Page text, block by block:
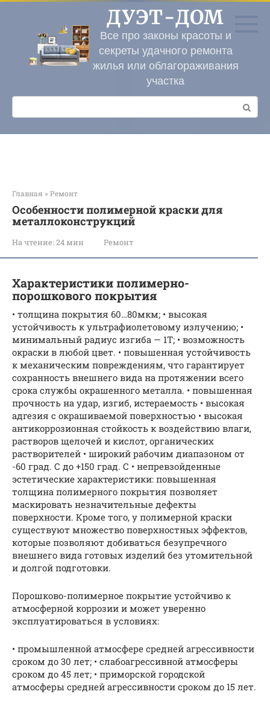
Перейти
контенту
ДУЭТ-ДОМ
Все про законы красоты и
секреты удачного ремонта
жилья или облагораживания
участка
Поиск:
Главная » Ремонт
Особенности полимерной краски для
металлоконструкций
На чтение: 24 мин Ремонт
Характеристики полимерно-
порошкового покрытия
• толщина покрытия 60…80мкм; • высокая
устойчивость к ультрафиолетовому излучению; •
минимальный радиус изгиба — 1T; • возможность
окраски в любой цвет. • повышенная устойчивость
к механическим повреждениям, что гарантирует
сохранность внешнего вида на протяжении всего
срока службы окрашенного металла. • повышенная
прочность на удар, изгиб, истераемость • высокая
адгезия с окрашиваемой поверхностью • высокая
антикоррозионная стойкость к воздействию влаги,
растворов щелочей и кислот, органических
растворителей • широкий рабочим диапазоном от
-60 град. С до +150 град. С • непревзойденные
эстетические характеристики: повышенная
толщина полимерного покрытия позволяет
маскировать незначительные дефекты
поверхности. Кроме того, у полимерной краски
существуют множество поверхностных эффектов,
которые позволяют добиваться безупречного
внешнего вида готовых изделий без утомительной
и долгой подготовки.
Порошково-полимерное покрытие устойчиво к
атмосферной коррозии и может уверенно
эксплуатироваться в условиях:
• промышленной атмосфере средней агрессивности
сроком до 30 лет; • слабоагрессивной атмосферы
сроком до 45 лет; • приморской городской
атмосферы средней агрессивности сроком до 15 лет.